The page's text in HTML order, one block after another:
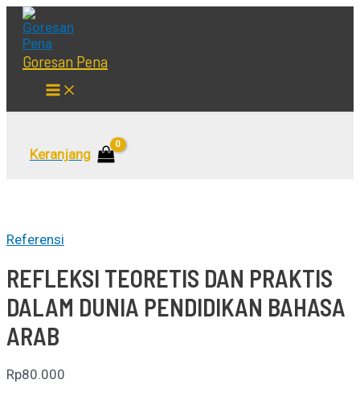
Lewati
konten
Goresan Pena
Main
Menu
Keranjang
Referensi
REFLEKSI TEORETIS DAN PRAKTIS
DALAM DUNIA PENDIDIKAN BAHASA
ARAB
Rp80.000